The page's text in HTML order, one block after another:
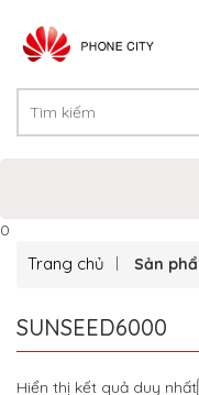
0
Trang chủ Sản
SUNSEED6000
Hiển thị kết quả duy nhất